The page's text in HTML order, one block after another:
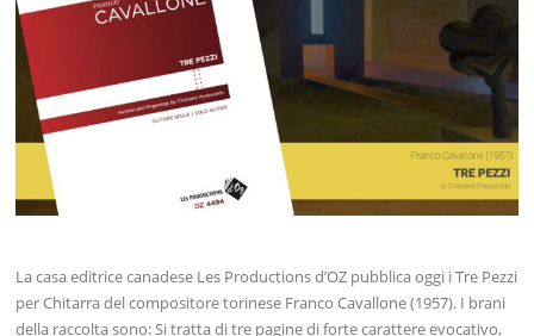
La casa editrice canadese Les Productions d’OZ pubblica oggi i Tre Pezzi
per Chitarra del compositore torinese Franco Cavallone (1957). I brani
della raccolta sono: Si tratta di tre pagine di forte carattere evocativo,